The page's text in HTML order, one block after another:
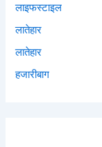
लाइफस्टाइल
लातेहार
लातेहार
हजारीबाग